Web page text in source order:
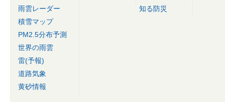
雨雲レーダー
積雪マップ
PM2.5分布予測
世界の雨雲
雷(予報)
道路気象
黄砂情報
知る防災